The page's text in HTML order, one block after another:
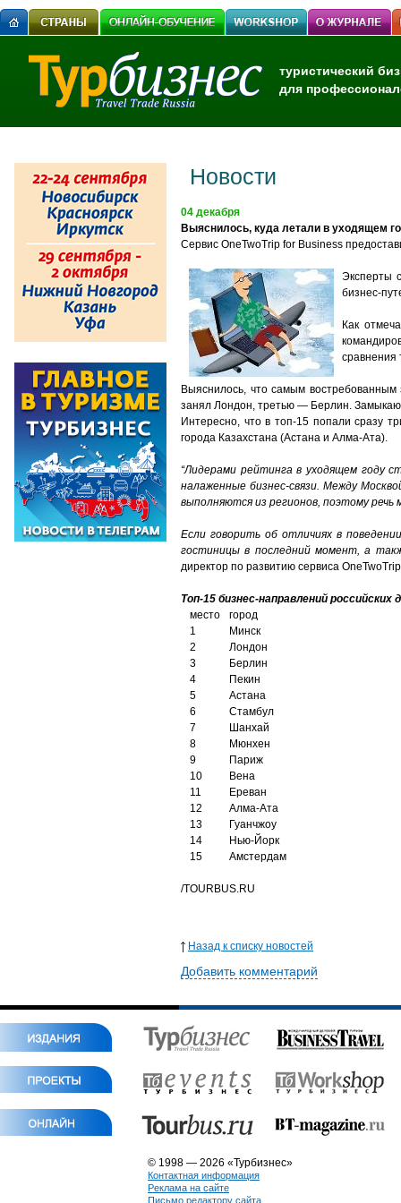
туристический
для
Новости
04 декабря
Выяснилось, куда летали в уходящем
Сервис OneTwoTrip for Business
Эксперты
бизнес-
Как
сравнения
Выяснилось, что самым востребованным
занял Лондон, третью — Берлин.
Интересно, что в топ-15 попали сразу
города Казахстана (Астана и Алма-Ата).
“Лидерами рейтинга в уходящем году
налаженные бизнес-связи. Между
выполняются из регионов, поэтому
Если говорить об отличиях в
гостиницы в последний момент, а
директор по развитию сервиса
Топ-15 бизнес-направлений
место
город
1
Минск
2
Лондон
3
Берлин
4
Пекин
5
Астана
6
Стамбул
7
Шанхай
8
Мюнхен
9
Париж
10
Вена
11
Ереван
12
Алма-Ата
13
Гуанчжоу
14
Нью-Йорк
15
Амстердам
/TOURBUS.RU
Назад к списку новостей
Добавить комментарий
© 1998 — 2026 «Турбизнес»
Контактная информация
Реклама на сайте
Письмо редактору сайта